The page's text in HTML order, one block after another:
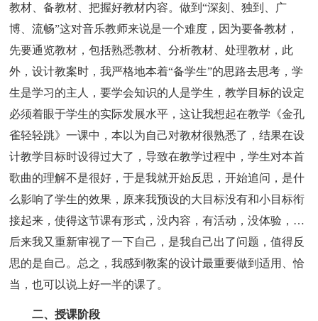
教材、备教材、把握好教材内容。做到“深刻、独到、广
博、流畅”这对音乐教师来说是一个难度，因为要备教材，
先要通览教材，包括熟悉教材、分析教材、处理教材，此
外，设计教案时，我严格地本着“备学生”的思路去思考，学
生是学习的主人，要学会知识的人是学生，教学目标的设定
必须着眼于学生的实际发展水平，这让我想起在教学《金孔
雀轻轻跳》一课中，本以为自己对教材很熟悉了，结果在设
计教学目标时设得过大了，导致在教学过程中，学生对本首
歌曲的理解不是很好，于是我就开始反思，开始追问，是什
么影响了学生的效果，原来我预设的大目标没有和小目标衔
接起来，使得这节课有形式，没内容，有活动，没体验，…
后来我又重新审视了一下自己，是我自己出了问题，值得反
思的是自己。总之，我感到教案的设计最重要做到适用、恰
当，也可以说上好一半的课了。
二、授课阶段